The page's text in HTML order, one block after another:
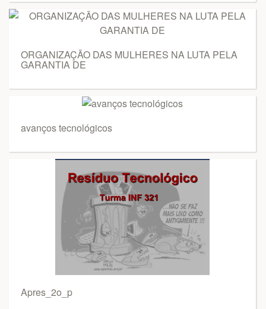
ORGANIZAÇÃO DAS MULHERES NA LUTA PELA
GARANTIA DE
avanços tecnológicos
Apres_2o_p